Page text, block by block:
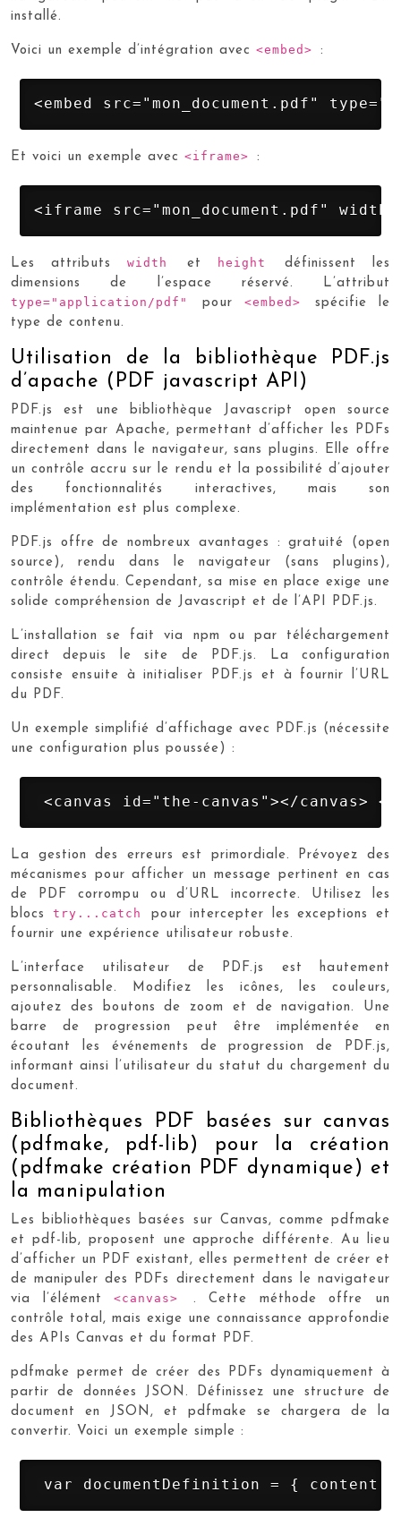
installé.
Voici un exemple d’intégration avec <embed> :
<embed src="mon_document.pdf"
Et voici un exemple avec <iframe> :
<iframe src="mon_document.pdf"
Les attributswidth et height définissent les
dimensions de l’espace réservé. L’attribut
type="application/pdf" pour <embed> spécifie le
type de contenu.
Utilisation de la bibliothèque PDF.js
d’apache (PDF javascript API)
PDF.js est une bibliothèque Javascript open source
maintenue par Apache, permettant d’afficher les PDFs
directement dans le navigateur, sans plugins. Elle offre
un contrôle accru sur le rendu et la possibilité d’ajouter
des fonctionnalités interactives, mais son
implémentation est plus complexe.
PDF.js offre de nombreux avantages : gratuité (open
source), rendu dans le navigateur (sans plugins),
contrôle étendu. Cependant, sa mise en place exige une
solide compréhension de Javascript et de l’API PDF.js.
L’installation se fait via npm ou par téléchargement
direct depuis le site de PDF.js. La configuration
consiste ensuite à initialiser PDF.js et à fournir l’URL
du PDF.
Un exemple simplifié d’affichage avec PDF.js (nécessite
une configuration plus poussée) :
<canvas id="the-canvas"></
La gestion des erreurs est primordiale. Prévoyez des
mécanismes pour afficher un message pertinent en cas
de PDF corrompu ou d’URL incorrecte. Utilisez les
blocs try...catchpour intercepter les exceptions et
fournir une expérience utilisateur robuste.
L’interface utilisateur de PDF.js est hautement
personnalisable. Modifiez les icônes, les couleurs,
ajoutez des boutons de zoom et de navigation. Une
barre de progression peut être implémentée en
écoutant les événements de progression de PDF.js,
informant ainsi l’utilisateur du statut du chargement du
document.
Bibliothèques PDF basées sur canvas
(pdfmake, pdf-lib) pour la création
(pdfmake création PDF dynamique) et
la manipulation
Les bibliothèques basées sur Canvas, comme pdfmake
et pdf-lib, proposent une approche différente. Au lieu
d’afficher un PDF existant, elles permettent de créer et
de manipuler des PDFs directement dans le navigateur
via l’élément<canvas> . Cette méthode offre un
contrôle total, mais exige une connaissance approfondie
des APIs Canvas et du format PDF.
pdfmake permet de créer des PDFs dynamiquement à
partir de données JSON. Définissez une structure de
document en JSON, et pdfmake se chargera de la
convertir. Voici un exemple simple :
var documentDefinition = {